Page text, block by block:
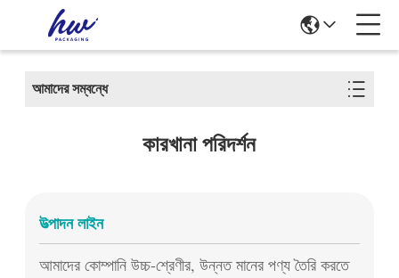
আমাদের সম্বন্ধে
কারখানা পরিদর্শন
উত্পাদন লাইন
আমাদের কোম্পানি উচ্চ-শ্রেণীর, উন্নত মানের পণ্য তৈরি করতে